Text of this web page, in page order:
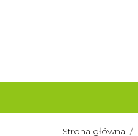
Strona główna /